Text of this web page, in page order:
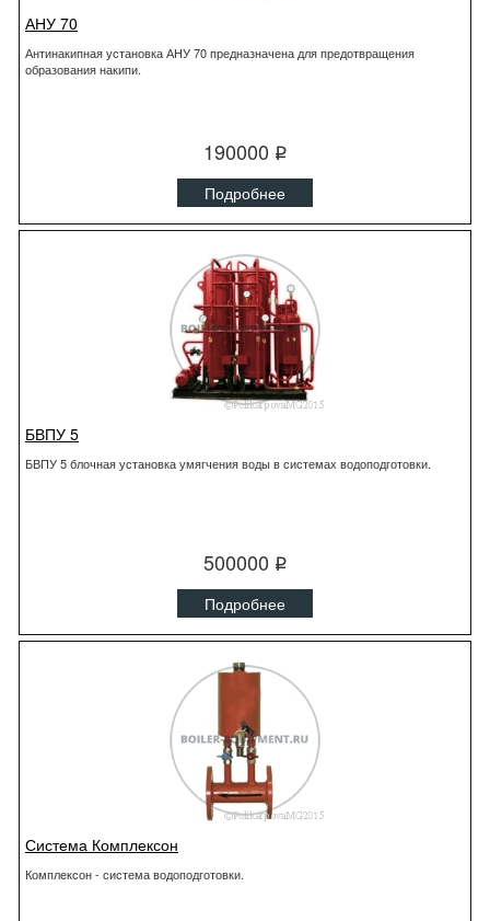
АНУ 70
Антинакипная установка АНУ 70 предназначена для предотвращения
образования накипи.
190000 q
Подробнее
БВПУ 5
БВПУ 5 блочная установка умягчения воды в системах водоподготовки.
500000 q
Подробнее
Система Комплексон
Комплексон - система водоподготовки.